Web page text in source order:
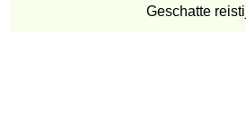
Geschatte